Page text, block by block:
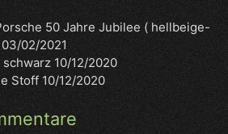
50 Jahre Jubilee ( hellbeige-
03/02/2021
10/12/2020
Stoff 10/12/2020